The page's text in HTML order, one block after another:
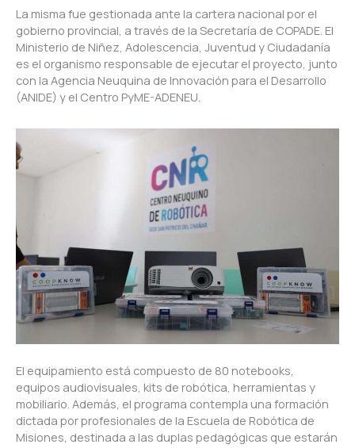
La misma fue gestionada ante la cartera nacional por el
gobierno provincial, a través de la Secretaría de COPADE. El
Ministerio de Niñez, Adolescencia, Juventud y Ciudadanía
es el organismo responsable de ejecutar el proyecto, junto
con la Agencia Neuquina de Innovación para el Desarrollo
(ANIDE) y el Centro PyME-ADENEU.
El equipamiento está compuesto de 80 notebooks,
equipos audiovisuales, kits de robótica, herramientas y
mobiliario. Además, el programa contempla una formación
dictada por profesionales de la Escuela de Robótica de
Misiones, destinada a las duplas pedagógicas que estarán